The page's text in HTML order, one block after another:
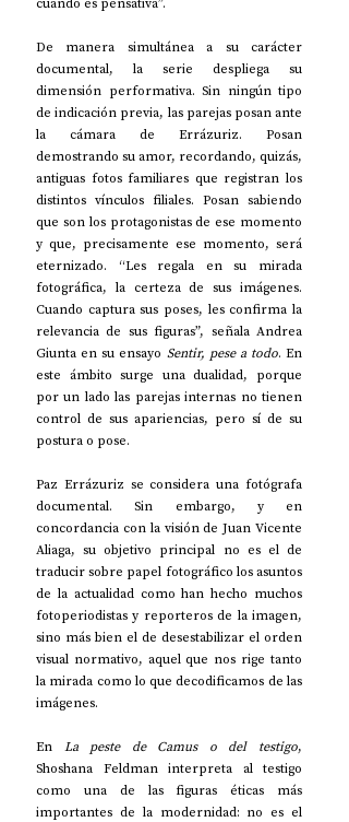
De manera simultánea a su carácter
documental, la serie despliega su
dimensión performativa. Sin ningún tipo
de indicación previa, las parejas posan ante
la cámara de Errázuriz. Posan
demostrando su amor, recordando, quizás,
antiguas fotos familiares que registran los
distintos vínculos filiales. Posan sabiendo
que son los protagonistas de ese momento
y que, precisamente ese momento, será
eternizado. “Les regala en su mirada
fotográfica, la certeza de sus imágenes.
Cuando captura sus poses, les confirma la
relevancia de sus figuras”, señala Andrea
Giunta en su ensayo Sentir, pese a todo. En
este ámbito surge una dualidad, porque
por un lado las parejas internas no tienen
control de sus apariencias, pero sí de su
postura o pose.
Paz Errázuriz se considera una fotógrafa
documental. Sin embargo, y en
concordancia con la visión de Juan Vicente
Aliaga, su objetivo principal no es el de
traducir sobre papel fotográfico los asuntos
de la actualidad como han hecho muchos
fotoperiodistas y reporteros de la imagen,
sino más bien el de desestabilizar el orden
visual normativo, aquel que nos rige tanto
la mirada como lo que decodificamos de las
imágenes.
En La peste de Camus o del testigo,
Shoshana Feldman interpreta al testigo
como una de las figuras éticas más
importantes de la modernidad: no es el